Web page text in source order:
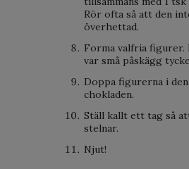
Rör ofta så att den
överhettad.
Forma valfria figurer.
var små påskägg
Doppa figurerna i
chokladen.
Ställ kallt ett tag så
stelnar.
Njut!